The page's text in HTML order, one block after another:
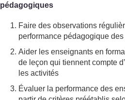
pédagogiques
Faire des observations
performance pédagogique
Aider les enseignants en
de leçon qui tiennent compte
les activités
Évaluer la performance des